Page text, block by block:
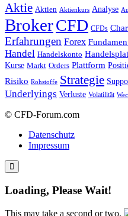
Aktie Aktien Aktienkurs Analyse
BrokerCFD CFDs
Erfahrungen Forex
Handel Handelskonto
Kurse Markt Orders Plattform
Risiko Rohstoffe Strategie
Underlyings Verluste Volatilität
© CFD-Forum.com
Datenschutz
Impressum
Loading, Please Wait!
This may take a second or two.